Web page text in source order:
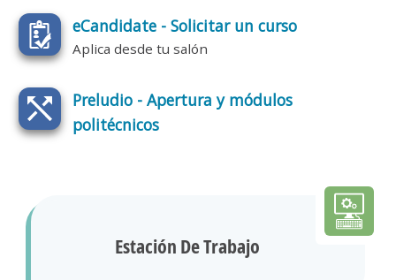
eCandidate - Solicitar un curso
Aplica desde tu salón
Preludio - Apertura y módulos
politécnicos
Estación De Trabajo